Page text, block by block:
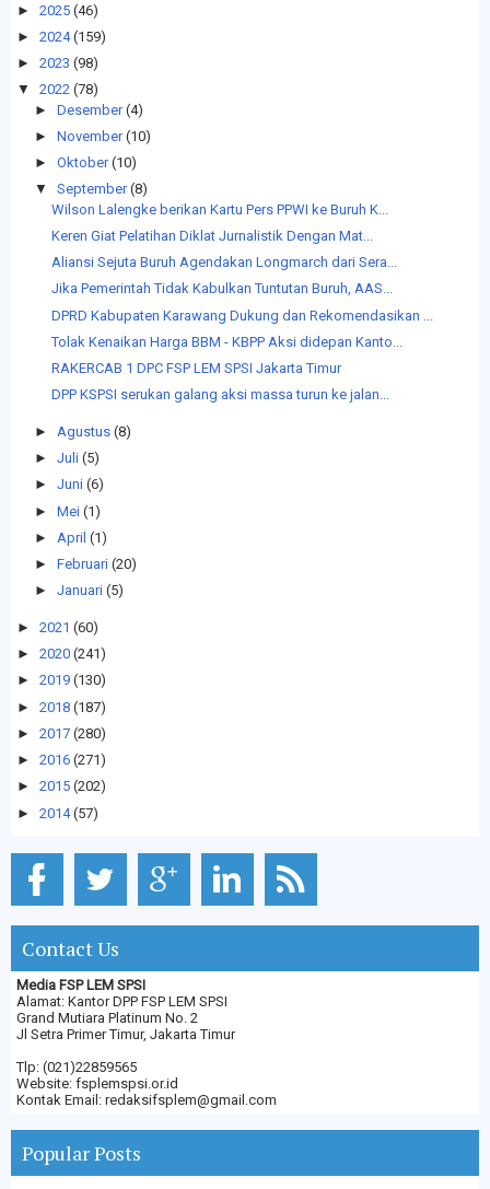
► 2025 (46)
► 2024 (159)
► 2023 (98)
▼
2022 (78)
► Desember (4)
► November (10)
► Oktober (10)
▼
September (8)
Wilson Lalengke berikan Kartu Pers PPWI ke Buruh K...
Keren Giat Pelatihan Diklat Jurnalistik Dengan Mat...
Aliansi Sejuta Buruh Agendakan Longmarch dari Sera...
Jika Pemerintah Tidak Kabulkan Tuntutan Buruh, AAS...
DPRD Kabupaten Karawang Dukung dan Rekomendasikan ...
Tolak Kenaikan Harga BBM - KBPP Aksi didepan Kanto...
RAKERCAB 1 DPC FSP LEM SPSI Jakarta Timur
DPP KSPSI serukan galang aksi massa turun ke jalan...
► Agustus (8)
► Juli (5)
► Juni (6)
► Mei (1)
► April (1)
► Februari (20)
► Januari (5)
► 2021 (60)
► 2020 (241)
► 2019 (130)
► 2018 (187)
► 2017 (280)
► 2016 (271)
► 2015 (202)
► 2014 (57)
Contact Us
Media FSP LEM SPSI
Alamat: Kantor DPP FSP LEM SPSI
Grand Mutiara Platinum No. 2
Jl Setra Primer Timur, Jakarta Timur
Tlp: (021)22859565
Website: fsplemspsi.or.id
Kontak Email: redaksifsplem@gmail.com
Popular Posts